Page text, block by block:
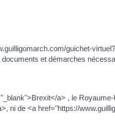
guichet-
et démarches
a> , le
ni de <a href="https://